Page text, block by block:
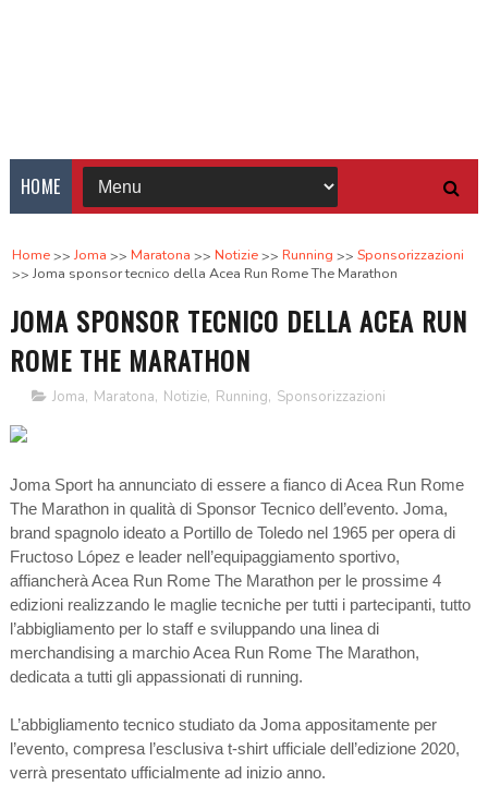
HOME
Home Joma Maratona Notizie Running
Sponsorizzazioni
Joma sponsor tecnico della Acea Run Rome The Marathon
JOMA SPONSOR TECNICO DELLA ACEA RUN
ROME THE MARATHON
Joma, Maratona, Notizie, Running, Sponsorizzazioni
Joma Sport ha annunciato di essere a fianco di Acea Run Rome
The Marathon in qualità di Sponsor Tecnico dell’evento. Joma,
brand spagnolo ideato a Portillo de Toledo nel 1965 per opera di
Fructoso López e leader nell’equipaggiamento sportivo,
affiancherà Acea Run Rome The Marathon per le prossime 4
edizioni realizzando le maglie tecniche per tutti i partecipanti, tutto
l’abbigliamento per lo staff e sviluppando una linea di
merchandising a marchio Acea Run Rome The Marathon,
dedicata a tutti gli appassionati di running.
L’abbigliamento tecnico studiato da Joma appositamente per
l’evento, compresa l’esclusiva t-shirt ufficiale dell’edizione 2020,
verrà presentato ufficialmente ad inizio anno.